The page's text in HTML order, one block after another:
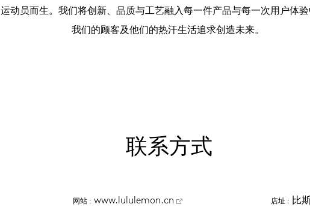
运动员而生。我们将创新、品质与工艺融入每一件产品与每一次用户体
我们的顾客及他们的热汗生活追求创造未来。
联系方式
网站 : www.lululemon.cn 店址 : 比